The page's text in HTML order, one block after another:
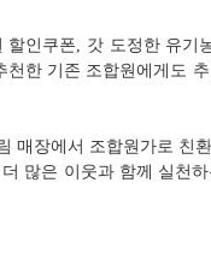
인쿠폰, 갓 도정한 유
한 기존 조합원에게도
매장에서 조합원가로 친
많은 이웃과 함께 실천